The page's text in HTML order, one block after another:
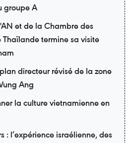
groupe A
et de la Chambre des
Thaïlande termine sa visite
directeur révisé de la zone
Ang
la culture vietnamienne en
: l’expérience israélienne, des